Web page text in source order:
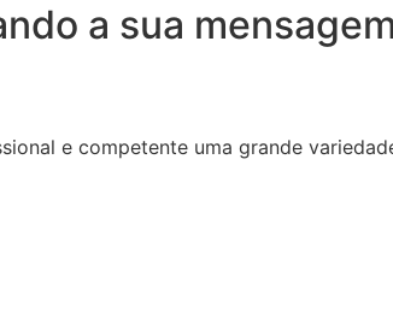
a sua
e competente uma grande